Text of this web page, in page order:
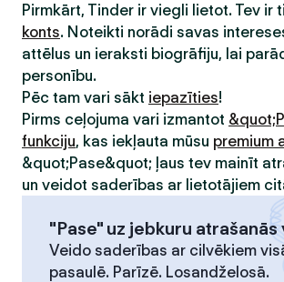
Pirmkārt, Tinder ir viegli lietot. Tev ir
konts. Noteikti norādi savas
attēlus un ieraksti biogrāfiju, lai
personību.
Pēc tam vari sākt iepazīties!
Pirms ceļojuma vari izmantot
funkciju, kas iekļauta mūsu premium
&quot;Pase&quot; ļaus tev mainīt
un veidot saderības ar lietotājiem
"Pase" uz jebkuru atrašanās
Veido saderības ar cilvēkiem
pasaulē. Parīzē. Losandželosā.